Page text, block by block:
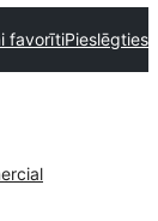
favorītiPieslēgties